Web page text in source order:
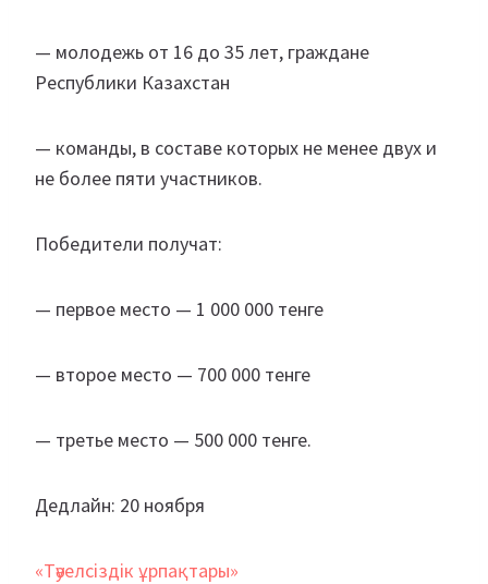
— молодежь от 16 до 35 лет, граждане
Республики Казахстан
— команды, в составе которых не менее двух и
не более пяти участников.
Победители получат:
— первое место — 1 000 000 тенге
— второе место — 700 000 тенге
— третье место — 500 000 тенге.
Дедлайн: 20 ноября
«Тәуелсіздік ұрпақтары»